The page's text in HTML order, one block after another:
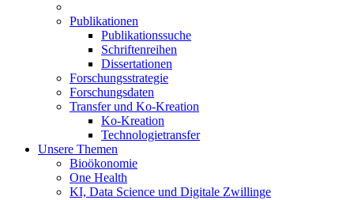
Publikationen
Publikationssuche
Schriftenreihen
Dissertationen
Forschungsstrategie
Forschungsdaten
Transfer und Ko-Kreation
Ko-Kreation
Technologietransfer
Unsere Themen
Bioökonomie
One Health
KI, Data Science und Digitale Zwillinge